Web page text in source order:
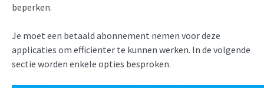
beperken.
Je moet een betaald abonnement nemen voor deze
applicaties om efficiënter te kunnen werken. In de volgende
sectie worden enkele opties besproken.